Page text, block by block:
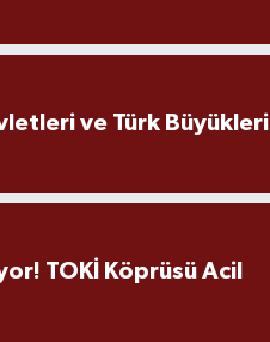
ve Türk Büyükleri
TOKİ Köprüsü Acil